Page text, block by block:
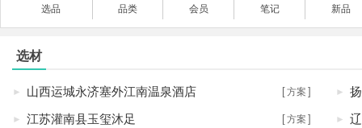
选品 品类 会员 笔记 新品
选材
► 山西运城永济塞外江南温泉酒店 [方案 ] ►
► 江苏灌南县玉玺沐足 [方案 ] ►